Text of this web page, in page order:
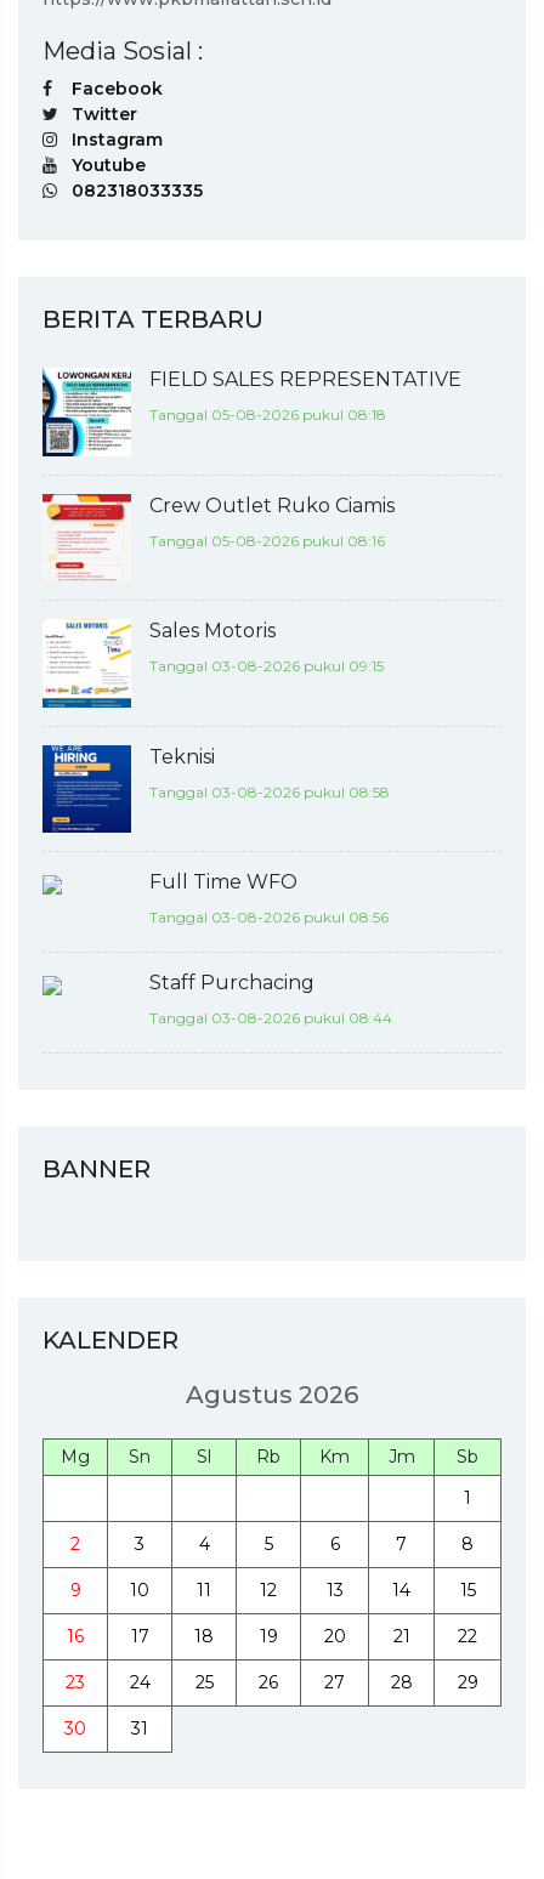
Media Sosial :
Facebook
Twitter
Instagram
Youtube
082318033335
BERITA TERBARU
FIELD SALES REPRESENTATIVE
Tanggal 05-08-2026 pukul 08:18
Crew Outlet Ruko Ciamis
Tanggal 05-08-2026 pukul 08:16
Sales Motoris
Tanggal 03-08-2026 pukul 09:15
Teknisi
Tanggal 03-08-2026 pukul 08:58
Full Time WFO
Tanggal 03-08-2026 pukul 08:56
Staff Purchacing
Tanggal 03-08-2026 pukul 08:44
BANNER
KALENDER
Agustus 2026
Mg Sn Sl Rb Km Jm
Sb
1
2 3 4 5 6 7 8
9 10 11 12 13 14 15
16 17 18 19 20 21 22
23 24 25 26 27 28 29
30 31